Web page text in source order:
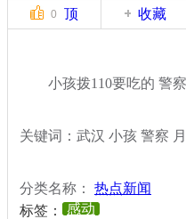
0 顶 收藏
小孩拨110要吃的 警察
关键词：武汉 小孩 警察
分类名称： 热点新闻
标签：
感动